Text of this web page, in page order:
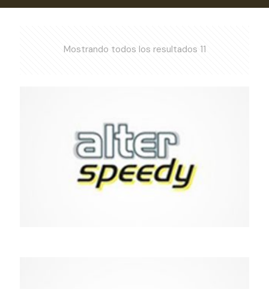
Mostrando todos los resultados 11